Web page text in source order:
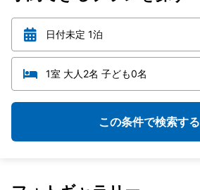
日付未定 1泊
1室 大人2名 子ども0名
この条件で検索する